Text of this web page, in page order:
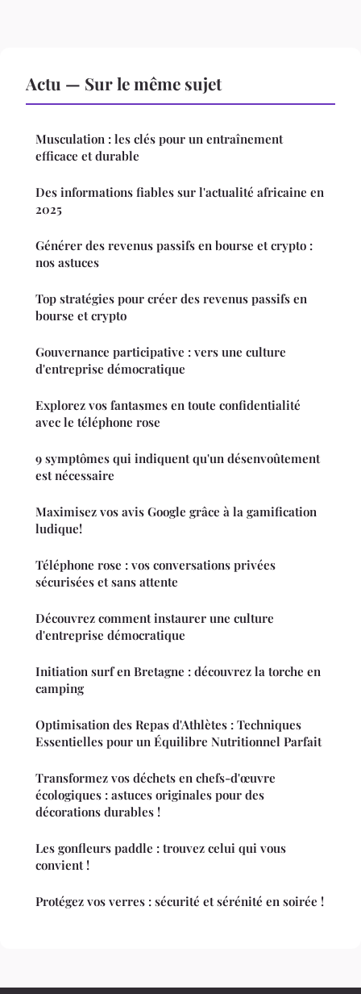
Actu — Sur le même sujet
Musculation : les clés pour un entraînement
efficace et durable
Des informations fiables sur l'actualité africaine en
2025
Générer des revenus passifs en bourse et crypto :
nos astuces
Top stratégies pour créer des revenus passifs en
bourse et crypto
Gouvernance participative : vers une culture
d'entreprise démocratique
Explorez vos fantasmes en toute confidentialité
avec le téléphone rose
9 symptômes qui indiquent qu'un désenvoûtement
est nécessaire
Maximisez vos avis Google grâce à la gamification
ludique!
Téléphone rose : vos conversations privées
sécurisées et sans attente
Découvrez comment instaurer une culture
d'entreprise démocratique
Initiation surf en Bretagne : découvrez la torche en
camping
Optimisation des Repas d'Athlètes : Techniques
Essentielles pour un Équilibre Nutritionnel Parfait
Transformez vos déchets en chefs-d'œuvre
écologiques : astuces originales pour des
décorations durables !
Les gonfleurs paddle : trouvez celui qui vous
convient !
Protégez vos verres : sécurité et sérénité en soirée !